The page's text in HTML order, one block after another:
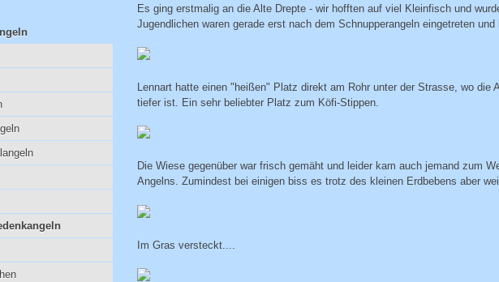
Es ging erstmalig an die Alte Drepte - wir hofften auf viel Kleinfisch und
Jugendlichen waren gerade erst nach dem Schnupperangeln eingetreten
Lennart hatte einen "heißen" Platz direkt am Rohr unter der Strasse, wo die
tiefer ist. Ein sehr beliebter Platz zum Köfi-Stippen.
Die Wiese gegenüber war frisch gemäht und leider kam auch jemand zum
Angelns. Zumindest bei einigen biss es trotz des kleinen Erdbebens aber
Im Gras versteckt....